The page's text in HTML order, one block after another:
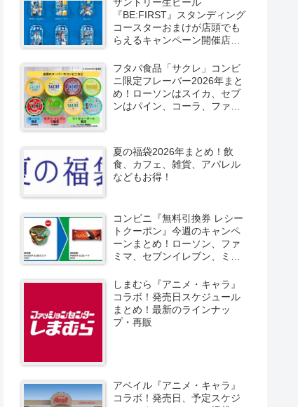
『BE:FIRST』スタンディング
コースターおまけが店頭でも
らえるキャンペーン開催店は
定で6種類！見分け方！セブ
ン、ファミマ、ローソン、デ
イリーヤマザキ、ミニストッ
プなどで！クーラーバッグ
フタバ食品「サクレ」コンビ
ニ限定フレーバー2026年まと
め！ローソンはスイカ、セブ
ンはパイン、コーラ、ファミ
夏の福袋2026年まとめ！飲
食、カフェ、雑貨、アパレル
などもお得！
コンビニ『無料引換券 レシー
トクーポン』今週のキャンペ
ーンまとめ！ローソン、ファ
ミマ、セブンイレブン、ミニ
しまむら『アニメ・キャラ』
コラボ！発売日スケジュール
まとめ！最新のラインナッ
プ・再販
アベイル『アニメ・キャラ』
コラボ！発売日、予定スケジ